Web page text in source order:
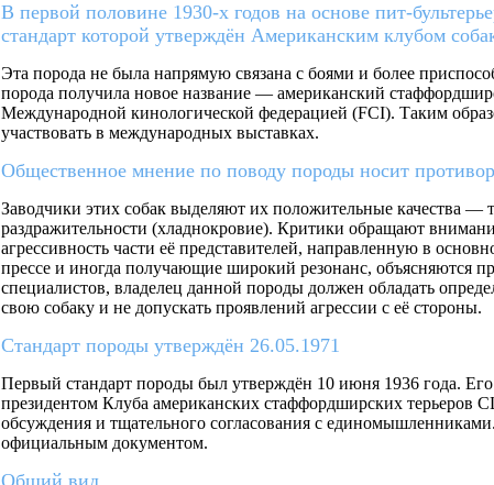
В первой половине 1930-х годов на основе пит-
стандарт которой утверждён Американским клубом
Эта порода не была напрямую связана с боями и более
порода получила новое название — американский
Международной кинологической федерацией (FCI). Таким
участвовать в международных выставках.
Общественное мнение по поводу породы носит
Заводчики этих собак выделяют их положительные качества —
раздражительности (хладнокровие). Критики обращают
агрессивность части её представителей, направленную в
прессе и иногда получающие широкий резонанс, объясняются
специалистов, владелец данной породы должен обладать
свою собаку и не допускать проявлений агрессии с её стороны.
Стандарт породы утверждён 26.05.1971
Первый стандарт породы был утверждён 10 июня 1936 года.
президентом Клуба американских стаффордширских терьеров
обсуждения и тщательного согласования с
официальным документом.
Общий вид